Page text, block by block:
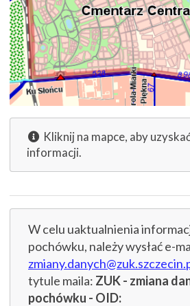
Kliknij na mapce, aby
informacji.
W celu uaktualnienia
pochówku, należy wysłać e-
tytule maila: ZUK - zmiana
pochówku - OID: